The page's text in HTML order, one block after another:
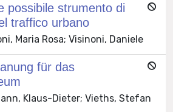
possibile strumento di
traffico urbano
Maria Rosa; Visinoni, Daniele
für das
Klaus-Dieter; Vieths, Stefan